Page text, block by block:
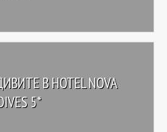
В HOTEL NOVA
5*